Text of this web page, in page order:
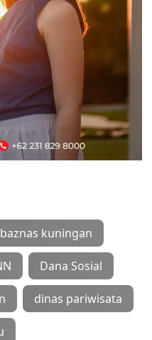
baznas kuningan
Dana Sosial
dinas pariwisata